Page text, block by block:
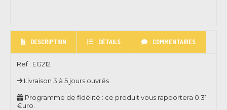
DESCRIPTION DÉTAILS COMMENTAIRES
Ref : EG212
Livraison 3 à 5 jours ouvrés
Programme de fidélité : ce produit vous rapportera 0.31
€uro.